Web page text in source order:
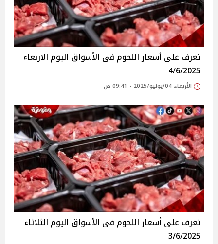
تعرف على أسعار اللحوم فى الأسواق‎‎ اليوم الاربعاء
4/6/2025
الأربعاء 04/يونيو/2025 - 09:41 ص
تعرف على أسعار اللحوم فى الأسواق‎‎ اليوم الثلاثاء
3/6/2025